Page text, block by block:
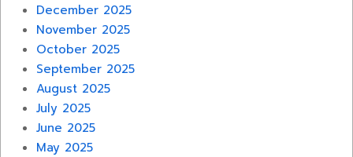
December 2025
November 2025
October 2025
September 2025
August 2025
July 2025
June 2025
May 2025